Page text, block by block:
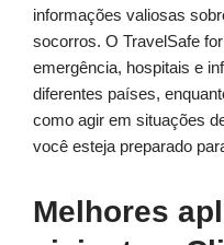
informações valiosas
socorros. O TravelSafe
emergência, hospitais e
diferentes países,
como agir em situações
você esteja preparado
Melhores